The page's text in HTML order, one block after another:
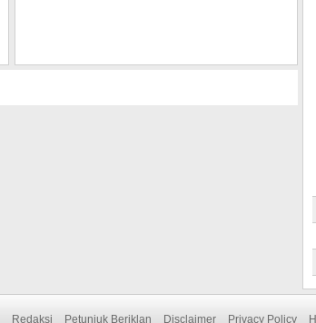
Redaksi Petunjuk Beriklan Disclaimer Privacy Policy